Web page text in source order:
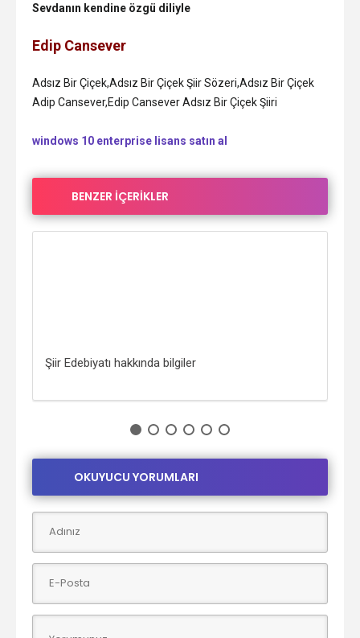
Sevdanın kendine özgü diliyle
Edip Cansever
Adsız Bir Çiçek,Adsız Bir Çiçek Şiir Sözeri,Adsız Bir Çiçek
Adip Cansever,Edip Cansever Adsız Bir Çiçek Şiiri
windows 10 enterprise lisans satın al
BENZER İÇERİKLER
Şiir Edebiyatı hakkında bilgiler
OKUYUCU YORUMLARI